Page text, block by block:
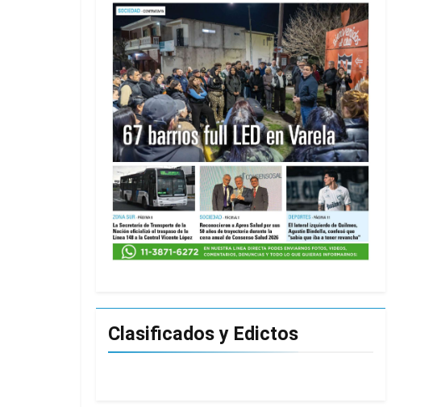
tras la difusión de chats privados
con Facundo Moyano
de girar el proyecto a comisión
Propiedad Privada
Clasificados y Edictos